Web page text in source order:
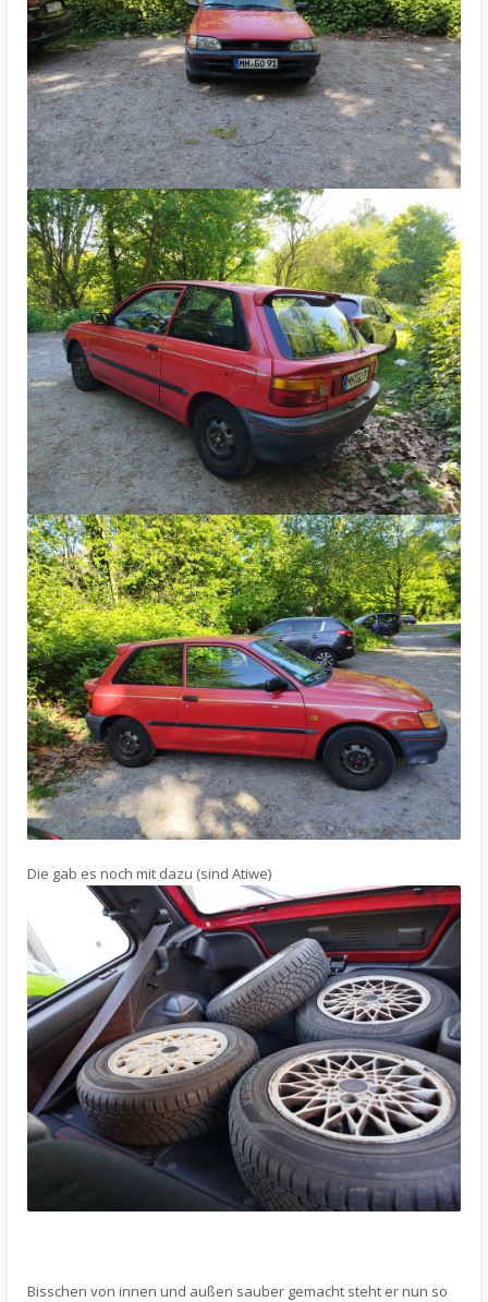
Die gab es noch mit dazu (sind Atiwe)
Bisschen von innen und außen sauber gemacht steht er nun so